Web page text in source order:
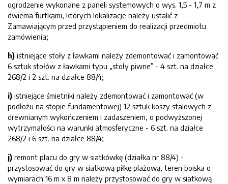
ogrodzenie wykonane z paneli systemowych o wys. 1,5 - 1,7 m z
dwiema furtkami, których lokalizacje należy ustalić z
Zamawiającym przed przystąpieniem do realizacji przedmiotu
zamówienia;
h) istniejące stoły z ławkami należy zdemontować i zamontować
6 sztuk stołów z ławkami typu „stoły piwne” - 4 szt. na działce
268/2 i 2 szt. na działce 88/4;
i) istniejące śmietniki należy zdemontować i zamontować (w
podłożu na stopie fundamentowej) 12 sztuk koszy stalowych z
drewnianym wykończeniem i zadaszeniem, o podwyższonej
wytrzymałości na warunki atmosferyczne - 6 szt. na działce
268/2 i 6 szt. na działce 88/4;
j) remont placu do gry w siatkówkę (działka nr 88/4) -
przystosować do gry w siatkową piłkę plażową, teren boiska o
wymiarach 16 m x 8 m należy przystosować do gry w siatkową